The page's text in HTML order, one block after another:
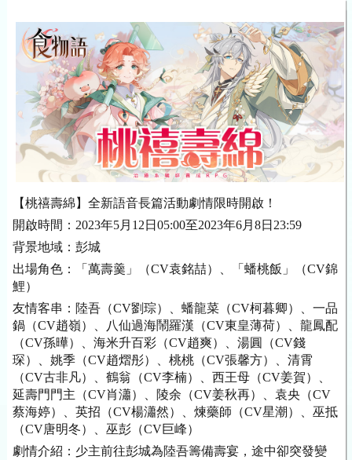
【桃禧壽綿】全新語音長篇活動劇情限時開啟！
開啟時間：2023年5月12日05:00至2023年6月8日23:59
背景地域：彭城
出場角色：「萬壽羹」（CV袁銘喆）、「蟠桃飯」（CV錦
鯉）
友情客串：陸吾（CV劉琮）、蟠龍菜（CV柯暮卿）、一品
鍋（CV趙嶺）、八仙過海鬧羅漢（CV東皇薄荷）、龍鳳配
（CV孫曄）、海米升百彩（CV趙爽）、湯圓（CV錢
琛）、姚季（CV趙熠彤）、桃桃（CV張馨方）、清霄
（CV古非凡）、鶴翁（CV李楠）、西王母（CV姜賀）、
延壽門門主（CV肖瀟）、陵余（CV姜秋再）、袁央（CV
蔡海婷）、英招（CV楊瀟然）、煉藥師（CV星潮）、巫抵
（CV唐明冬）、巫彭（CV巨峰）
劇情介紹：少主前往彭城為陸吾籌備壽宴，途中卻突發變